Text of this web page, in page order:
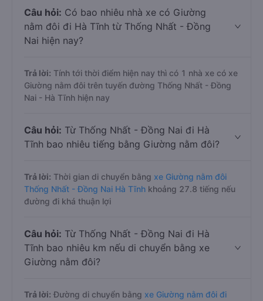
Câu hỏi: Có bao nhiêu nhà xe có Giường
nằm đôi đi Hà Tĩnh từ Thống Nhất - Đồng
Nai hiện nay?
Trả lời: Tính tới thời điểm hiện nay thì có 1 nhà xe có xe
Giường nằm đôi trên tuyến đường Thống Nhất - Đồng
Nai - Hà Tĩnh hiện nay
Câu hỏi: Từ Thống Nhất - Đồng Nai đi Hà
Tĩnh bao nhiêu tiếng bằng Giường nằm đôi?
Trả lời: Thời gian di chuyển bằng xe Giường nằm đôi
Thống Nhất - Đồng Nai Hà Tĩnh khoảng 27.8 tiếng nếu
đường đi khá thuận lợi
Câu hỏi: Từ Thống Nhất - Đồng Nai đi Hà
Tĩnh bao nhiêu km nếu di chuyển bằng xe
Giường nằm đôi?
Trả lời: Đường di chuyển bằng xe Giường nằm đôi đi